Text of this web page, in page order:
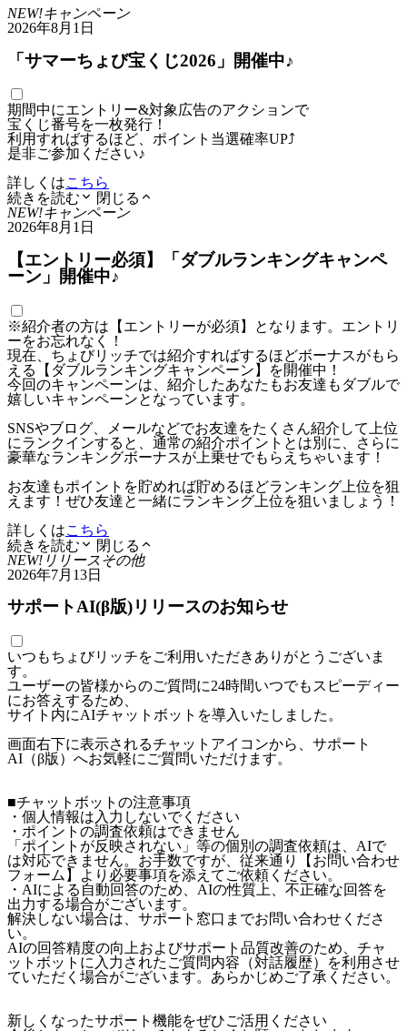
NEW!キャンペーン
2026年8月1日
「サマーちょび宝くじ2026」開催中♪
期間中にエントリー&対象広告のアクションで
宝くじ番号を一枚発行！
利用すればするほど、ポイント当選確率UP⤴
是非ご参加ください♪
詳しくはこちら
続きを読む
閉じる
NEW!キャンペーン
2026年8月1日
【エントリー必須】「ダブルランキングキャンペ
ーン」開催中♪
※紹介者の方は【エントリーが必須】となります。エントリ
ーをお忘れなく！
現在、ちょびリッチでは紹介すればするほどボーナスがもら
える【ダブルランキングキャンペーン】を開催中！
今回のキャンペーンは、紹介したあなたもお友達もダブルで
嬉しいキャンペーンとなっています。
SNSやブログ、メールなどでお友達をたくさん紹介して上位
にランクインすると、通常の紹介ポイントとは別に、さらに
豪華なランキングボーナスが上乗せでもらえちゃいます！
お友達もポイントを貯めれば貯めるほどランキング上位を狙
えます！ぜひ友達と一緒にランキング上位を狙いましょう！
詳しくはこちら
続きを読む
閉じる
NEW! リリースその他
2026年7月13日
サポートAI(β版)リリースのお知らせ
いつもちょびリッチをご利用いただきありがとうございま
す。
ユーザーの皆様からのご質問に24時間いつでもスピーディー
にお答えするため、
サイト内にAIチャットボットを導入いたしました。
画面右下に表示されるチャットアイコンから、サポート
AI（β版）へお気軽にご質問いただけます。
■チャットボットの注意事項
・個人情報は入力しないでください
・ポイントの調査依頼はできません
「ポイントが反映されない」等の個別の調査依頼は、AIで
は対応できません。お手数ですが、従来通り【お問い合わせ
フォーム】より必要事項を添えてご依頼ください。
・AIによる自動回答のため、AIの性質上、不正確な回答を
出力する場合がございます。
解決しない場合は、サポート窓口までお問い合わせくださ
い。
AIの回答精度の向上およびサポート品質改善のため、チャ
ットボットに入力されたご質問内容（対話履歴）を利用させ
ていただく場合がございます。あらかじめご了承ください。
新しくなったサポート機能をぜひご活用ください